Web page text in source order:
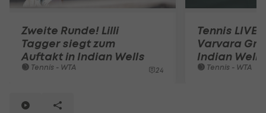
Zweite Runde! Lilli
Tagger siegt zum
Auftakt in Indian Wells
Tennis - WTA 24
Tennis LIVE:
Varvara
Indian Wells
Tennis - WTA